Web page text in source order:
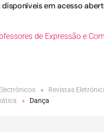
disponíveis em acesso
de Expressão e
Revistas
Dança